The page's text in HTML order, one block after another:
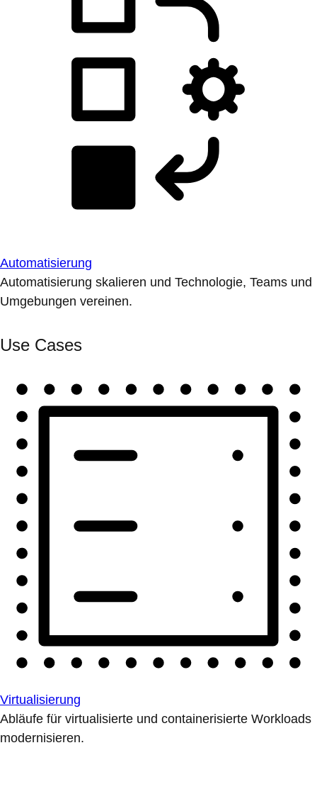
Automatisierung
Automatisierung skalieren und Technologie, Teams und
Umgebungen vereinen.
Use Cases
Virtualisierung
Abläufe für virtualisierte und containerisierte Workloads
modernisieren.